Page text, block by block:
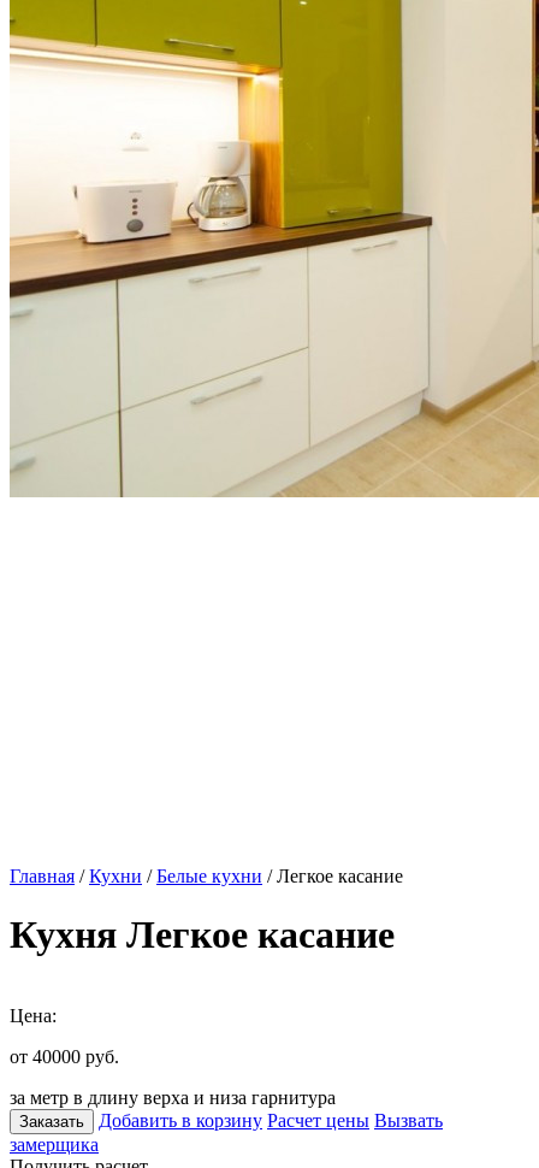
Главная /Кухни /Белые кухни / Легкое касание
Кухня Легкое касание
Цена:
от 40000 руб.
за метр в длину верха и низа гарнитура
Заказать Добавить в корзину Расчет цены Вызвать
замерщика